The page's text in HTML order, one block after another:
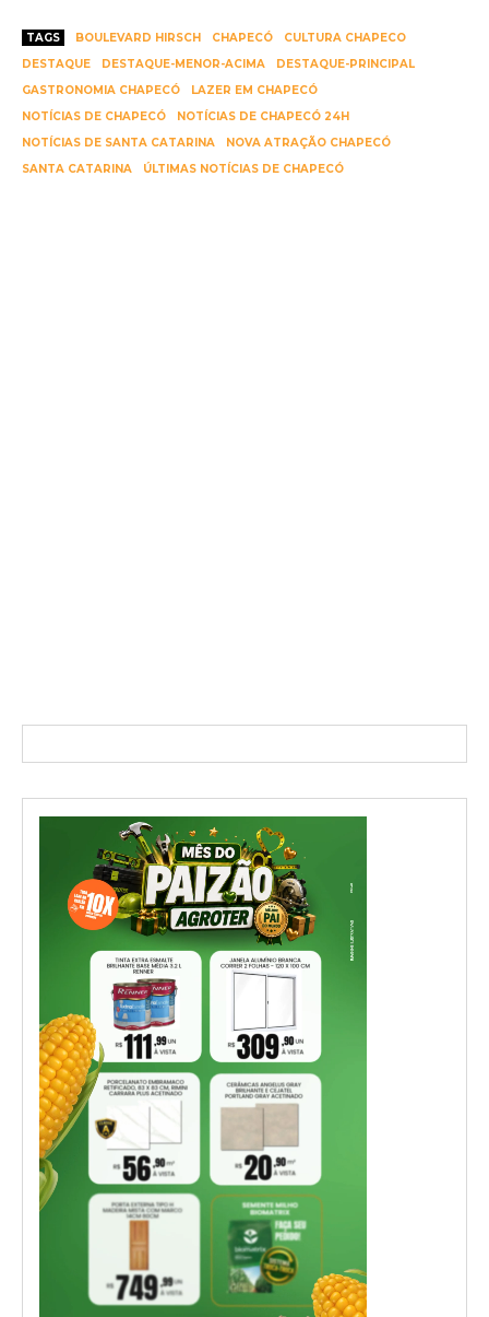
TAGS BOULEVARD HIRSCH CHAPECÓ
CULTURA CHAPECO
DESTAQUE
DESTAQUE-MENOR-ACIMA
DESTAQUE-PRINCIPAL
GASTRONOMIA CHAPECÓ
LAZER EM CHAPECÓ
NOTÍCIAS DE CHAPECÓ
NOTÍCIAS DE CHAPECÓ 24H
NOTÍCIAS DE SANTA CATARINA
NOVA ATRAÇÃO CHAPECÓ
SANTA CATARINA
ÚLTIMAS NOTÍCIAS DE CHAPECÓ